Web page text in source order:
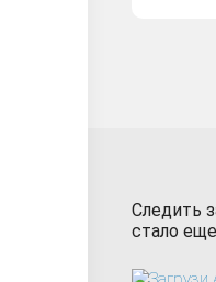
Следить
стало